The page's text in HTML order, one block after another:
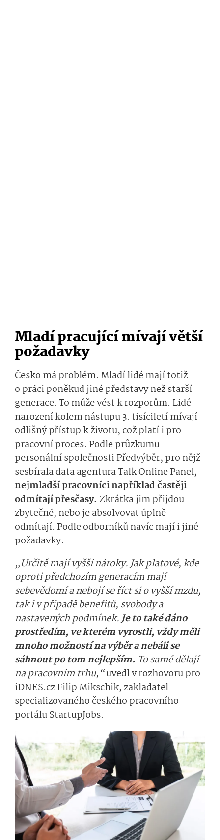
Mladí pracující mívají větší
požadavky
Česko má problém. Mladí lidé mají totiž
o práci poněkud jiné představy než starší
generace. To může vést k rozporům. Lidé
narození kolem nástupu 3. tisíciletí mívají
odlišný přístup k životu, což platí i pro
pracovní proces. Podle průzkumu
personální společnosti Předvýběr, pro nějž
sesbírala data agentura Talk Online Panel,
nejmladší pracovníci například častěji
odmítají přesčasy. Zkrátka jim přijdou
zbytečné, nebo je absolvovat úplně
odmítají. Podle odborníků navíc mají i jiné
požadavky.
„Určitě mají vyšší nároky. Jak platové, kde
oproti předchozím generacím mají
sebevědomí a nebojí se říct si o vyšší mzdu,
tak i v případě benefitů, svobody a
nastavených podmínek.Je to také dáno
prostředím, ve kterém vyrostli, vždy měli
mnoho možností na výběr a nebáli se
sáhnout po tom nejlepším. To samé dělají
na pracovním trhu,“uvedl v rozhovoru pro
iDNES.cz Filip Mikschik, zakladatel
specializovaného českého pracovního
portálu StartupJobs.